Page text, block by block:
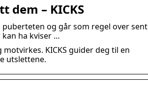
dem – KICKS
og går som regel over sent
kan ha kviser …
KICKS guider deg til en
utslettene.